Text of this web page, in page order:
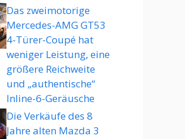
Das zweimotorige
Mercedes-AMG GT53
4-Türer-Coupé hat
weniger Leistung, eine
größere Reichweite
und „authentische“
Inline-6-Geräusche
Die Verkäufe des 8
Jahre alten Mazda 3